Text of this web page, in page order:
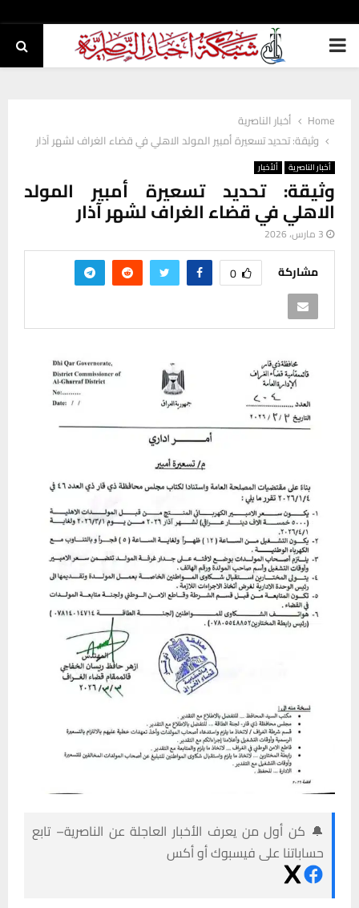
PRIMARY
Home
أخبار الناصرية
وثيقة: تحديد تسعيرة أمبير المولد الاهلي في قضاء الغراف لشهر آذار
أخبار الناصرية ألأخبار
وثيقة: تحديد تسعيرة أمبير المولد
الاهلي في قضاء الغراف لشهر آذار
3 مارس، 2026
مشاركة 0
🔔 كن أول من يعرف الأخبار العاجلة عن الناصرية– تابع
حساباتنا على فيسبوك أو أكس